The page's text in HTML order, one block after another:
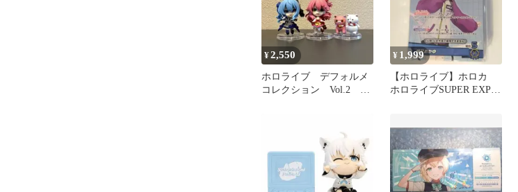
¥2,550
ホロライブ デフォルメ
コレクション Vol.2 さ
¥ 1,999
【ホロライブ】ホロカ
ホロライブSUPER EXPO